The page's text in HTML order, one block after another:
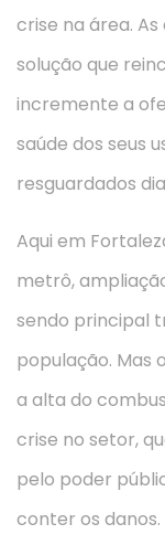
crise na área.
solução que
incremente a
saúde dos seus
resguardados
Aqui em
metrô,
sendo principal
população. Mas
a alta do
crise no setor,
pelo poder
conter os